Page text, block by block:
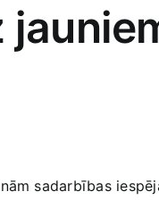
sadarbības